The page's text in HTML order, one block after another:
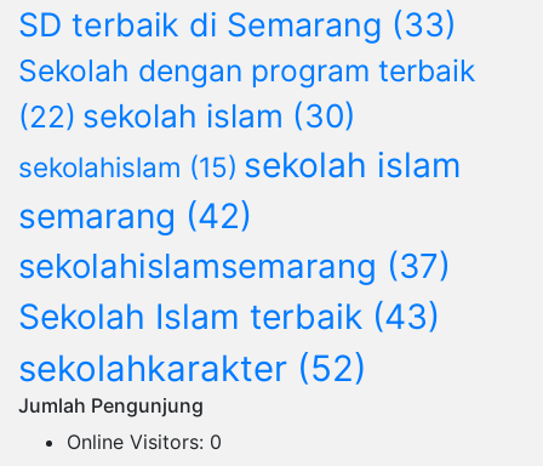
SD terbaik di Semarang (33)
Sekolah dengan program terbaik
(22) sekolah islam (30)
sekolahislam (15) sekolah islam
semarang (42)
sekolahislamsemarang (37)
Sekolah Islam terbaik (43)
sekolahkarakter (52)
Jumlah Pengunjung
Online Visitors: 0